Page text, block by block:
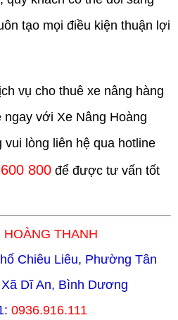
tạo mọi điều kiện thuận lợi
vụ cho thuê xe nâng hàng
ngay với Xe Nâng Hoàng
vui lòng liên hệ qua hotline
800 để được tư vấn tốt
HOÀNG THANH
Chiêu Liêu, Phường Tân
Dĩ An, Bình Dương
0936.916.111